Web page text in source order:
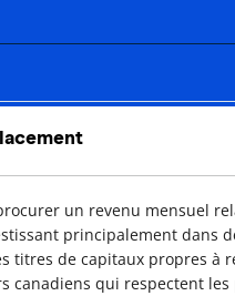
un revenu mensuel
principalement dans
titres de capitaux propres à
canadiens qui respectent